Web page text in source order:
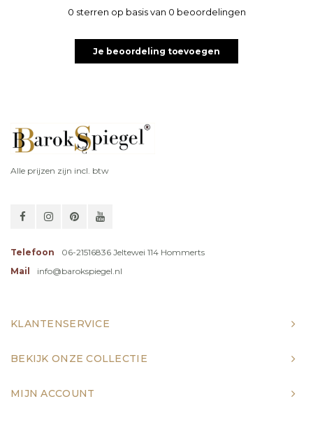
0 sterren op basis van 0 beoordelingen
Je beoordeling toevoegen
Alle prijzen zijn incl. btw
Telefoon
06-21516836 Jeltewei 114 Hommerts
Mail
info@barokspiegel.nl
KLANTENSERVICE
BEKIJK ONZE COLLECTIE
MIJN ACCOUNT